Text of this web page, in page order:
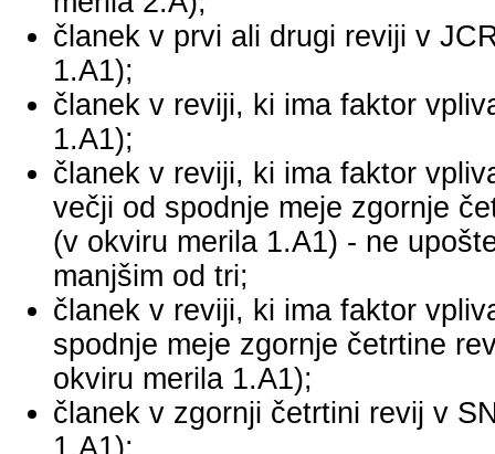
članek v prvi ali drugi reviji v
1.A1);
članek v reviji, ki ima faktor
1.A1);
članek v reviji, ki ima faktor
večji od spodnje meje zgornje
(v okviru merila 1.A1) - ne
manjšim od tri;
članek v reviji, ki ima faktor
spodnje meje zgornje četrtine
okviru merila 1.A1);
članek v zgornji četrtini revij v